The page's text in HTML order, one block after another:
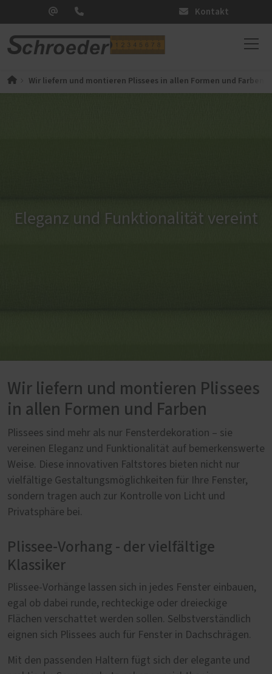
Kontakt
Wir liefern und montieren Plissees in allen Formen und Farben
Eleganz und Funktionalität vereint
Wir liefern und montieren Plissees
in allen Formen und Farben
Plissees sind mehr als nur Fensterdekoration – sie
vereinen Eleganz und Funktionalität auf bemerkenswerte
Weise. Diese innovativen Faltstores bieten nicht nur
vielfältige Gestaltungsmöglichkeiten für Ihre Fenster,
sondern tragen auch zur Kontrolle von Licht und
Privatsphäre bei.
Plissee-Vorhang - der vielfältige
Klassiker
Plissee-Vorhänge lassen sich in jedes Fenster einbauen,
egal ob dabei runde, rechteckige oder dreieckige
Flächen verschattet werden sollen. Selbstverständlich
eignen sich Plissees auch für Fenster in Dachschrägen.
Mit den passenden Haltern fügt sich der elegante und